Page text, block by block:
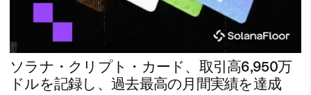
ソラナ・クリプト・カード、取引高6,950万
ドルを記録し、過去最高の月間実績を達成